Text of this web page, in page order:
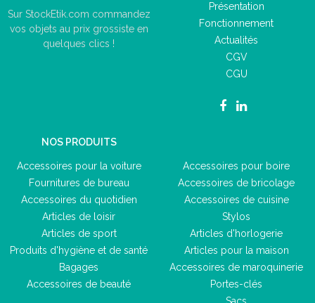
Sur StockEtik.com commandez
vos objets au prix grossiste en
quelques clics !
Présentation
Fonctionnement
Actualités
CGV
CGU
NOS PRODUITS
Accessoires pour la voiture
Fournitures de bureau
Accessoires du quotidien
Articles de loisir
Articles de sport
Produits d'hygiène et de santé
Bagages
Accessoires de beauté
Accessoires pour boire
Accessoires de bricolage
Accessoires de cuisine
Stylos
Articles d'horlogerie
Articles pour la maison
Accessoires de maroquinerie
Portes-clés